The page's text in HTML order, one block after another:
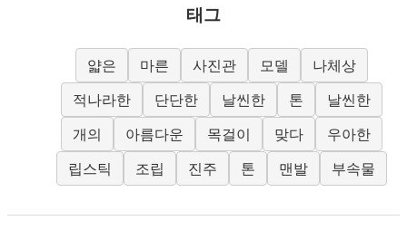
태그
얇은 마른 사진관 모델
나체상
적나라한
단단한 날씬한 톤
날씬한
개의
아름다운 목걸이 맞다
우아한
립스틱
조립 진주 톤 맨발 부속물